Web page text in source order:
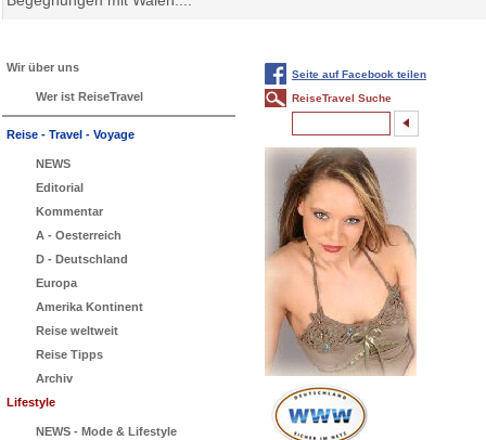
Wir über uns
Wer ist ReiseTravel
Reise - Travel - Voyage
NEWS
Editorial
Kommentar
A - Oesterreich
D - Deutschland
Europa
Amerika Kontinent
Reise weltweit
Reise Tipps
Archiv
Lifestyle
NEWS - Mode & Lifestyle
Seite auf Facebook teilen
ReiseTravel Suche